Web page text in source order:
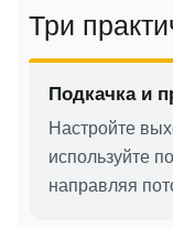
Три
Подкачка и
Настройте
используйте
направляя